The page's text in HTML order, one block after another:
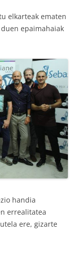
elkarteak ematen
epaimahaiak
handia
errealitatea
ere, gizarte